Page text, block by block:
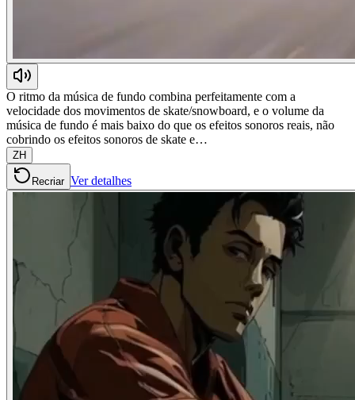
O ritmo da música de fundo combina perfeitamente com a
velocidade dos movimentos de skate/snowboard, e o volume da
música de fundo é mais baixo do que os efeitos sonoros reais, não
cobrindo os efeitos sonoros de skate e…
ZH
Recriar Ver detalhes